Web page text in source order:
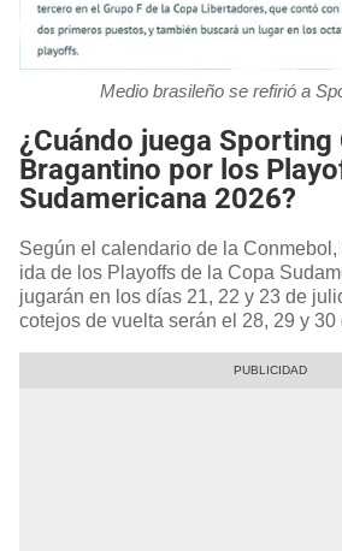
Medio brasileño se refirió a
¿Cuándo juega Sporting
Bragantino por los
Sudamericana 2026?
Según el calendario de la
ida de los Playoffs de la Copa
jugarán en los días 21, 22 y 23 de
cotejos de vuelta serán el 28, 29 y 30